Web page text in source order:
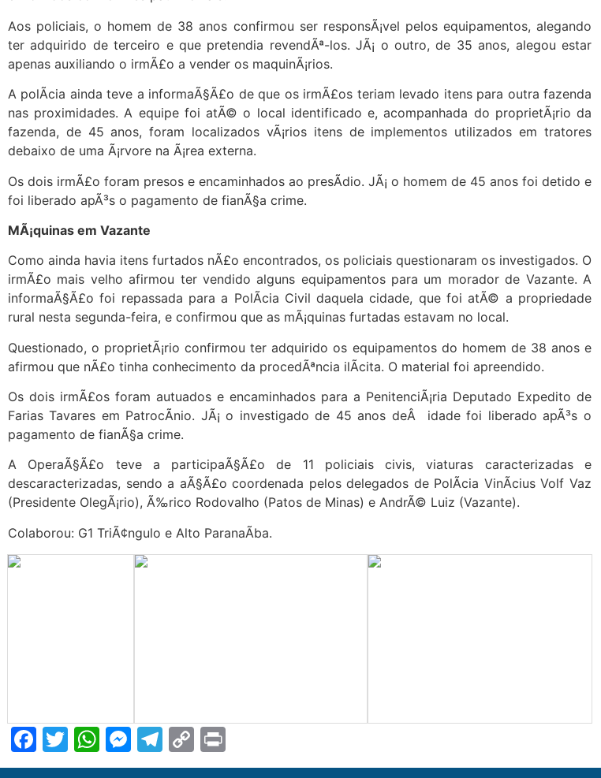
Aos policiais, o homem de 38 anos confirmou ser responsÃ¡vel pelos equipamentos, alegando
ter adquirido de terceiro e que pretendia revendÃª-los. JÃ¡ o outro, de 35 anos, alegou estar
apenas auxiliando o irmÃ£o a vender os maquinÃ¡rios.
A polÃ­cia ainda teve a informaÃ§Ã£o de que os irmÃ£os teriam levado itens para outra fazenda
nas proximidades. A equipe foi atÃ© o local identificado e, acompanhada do proprietÃ¡rio da
fazenda, de 45 anos, foram localizados vÃ¡rios itens de implementos utilizados em tratores
debaixo de uma Ã¡rvore na Ã¡rea externa.
Os dois irmÃ£o foram presos e encaminhados ao presÃ­dio. JÃ¡ o homem de 45 anos foi detido e
foi liberado apÃ³s o pagamento de fianÃ§a crime.
MÃ¡quinas em Vazante
Como ainda havia itens furtados nÃ£o encontrados, os policiais questionaram os investigados. O
irmÃ£o mais velho afirmou ter vendido alguns equipamentos para um morador de Vazante. A
informaÃ§Ã£o foi repassada para a PolÃ­cia Civil daquela cidade, que foi atÃ© a propriedade
rural nesta segunda-feira, e confirmou que as mÃ¡quinas furtadas estavam no local.
Questionado, o proprietÃ¡rio confirmou ter adquirido os equipamentos do homem de 38 anos e
afirmou que nÃ£o tinha conhecimento da procedÃªncia ilÃ­cita. O material foi apreendido.
Os dois irmÃ£os foram autuados e encaminhados para a PenitenciÃ¡ria Deputado Expedito de
Farias Tavares em PatrocÃ­nio. JÃ¡ o investigado de 45 anos deÂ idade foi liberado apÃ³s o
pagamento de fianÃ§a crime.
A OperaÃ§Ã£o teve a participaÃ§Ã£o de 11 policiais civis, viaturas caracterizadas e
descaracterizadas, sendo a aÃ§Ã£o coordenada pelos delegados de PolÃ­cia VinÃ­cius Volf Vaz
(Presidente OlegÃ¡rio), Ã‰rico Rodovalho (Patos de Minas) e AndrÃ© Luiz (Vazante).
Colaborou: G1 TriÃ¢ngulo e Alto ParanaÃ­ba.
Facebook
Twitter
WhatsApp
Messenger
Telegram
Copy
Link